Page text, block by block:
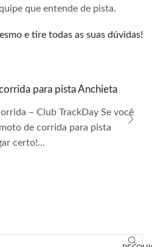
que entende de pista.
e tire todas as suas dúvidas!
para pista Anchieta
– Club TrackDay Se você
de corrida para pista
certo!...